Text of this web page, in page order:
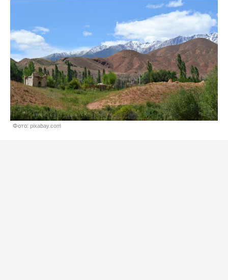
Фото: pixabay.com